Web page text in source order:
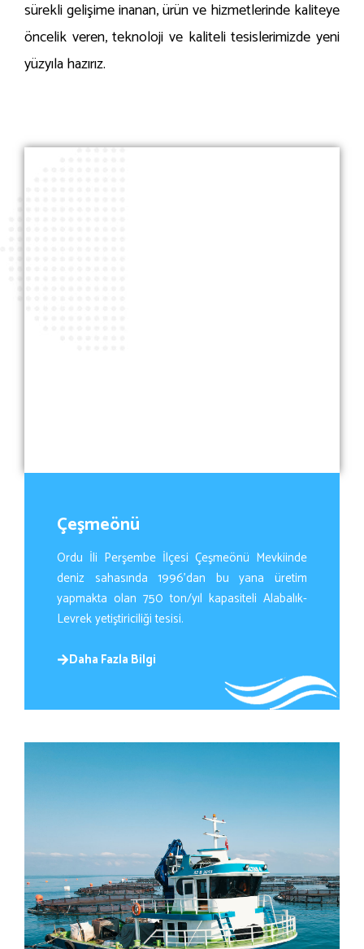
sürekli gelişime inanan, ürün ve hizmetlerinde kaliteye
öncelik veren, teknoloji ve kaliteli tesislerimizde yeni
yüzyıla hazırız.
Çeşmeönü
Ordu İli Perşembe İlçesi Çeşmeönü Mevkiinde
deniz sahasında 1996’dan bu yana üretim
yapmakta olan 750 ton/yıl kapasiteli Alabalık-
Levrek yetiştiriciliği tesisi.
Daha Fazla Bilgi